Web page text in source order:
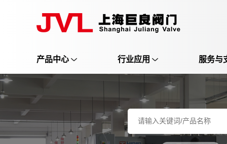
产品中心 行业应用 服务与